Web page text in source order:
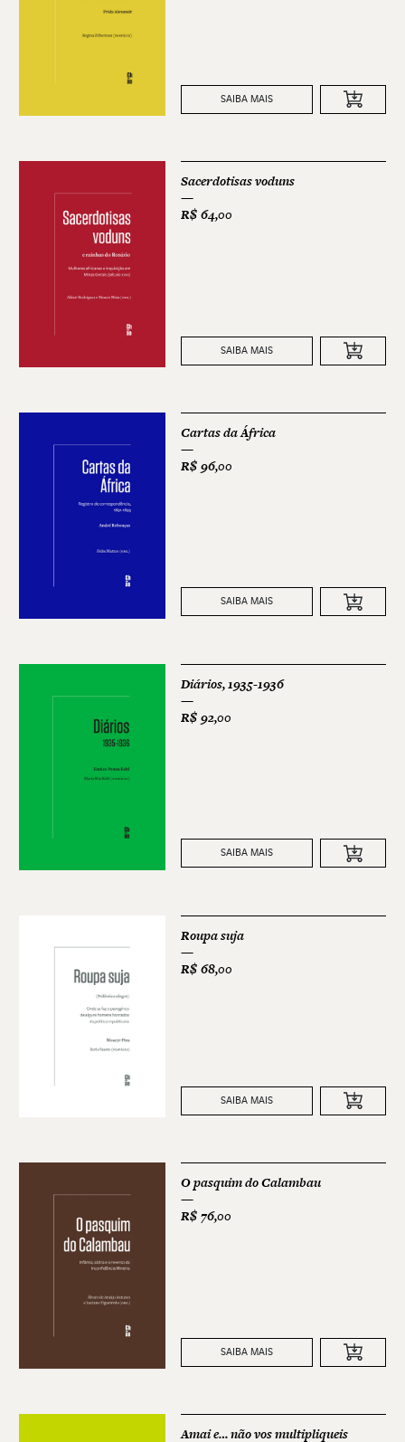
SAIBA MAIS
Sacerdotisas voduns
R$ 64,00
SAIBA MAIS
Cartas da África
R$ 96,00
SAIBA MAIS
Diários, 1935-1936
R$ 92,00
SAIBA MAIS
Roupa suja
R$ 68,00
SAIBA MAIS
O pasquim do Calambau
R$ 76,00
SAIBA MAIS
Amai e… não vos multipliqueis